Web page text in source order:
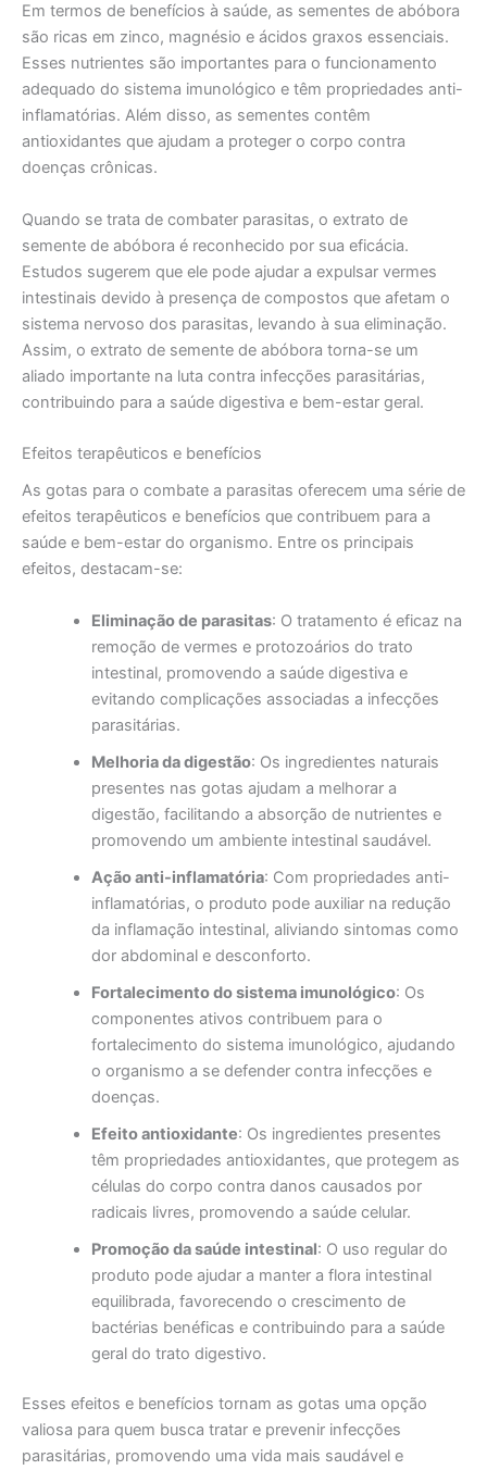
Em termos de benefícios à saúde, as sementes de abóbora
são ricas em zinco, magnésio e ácidos graxos essenciais.
Esses nutrientes são importantes para o funcionamento
adequado do sistema imunológico e têm propriedades anti-
inflamatórias. Além disso, as sementes contêm
antioxidantes que ajudam a proteger o corpo contra
doenças crônicas.
Quando se trata de combater parasitas, o extrato de
semente de abóbora é reconhecido por sua eficácia.
Estudos sugerem que ele pode ajudar a expulsar vermes
intestinais devido à presença de compostos que afetam o
sistema nervoso dos parasitas, levando à sua eliminação.
Assim, o extrato de semente de abóbora torna-se um
aliado importante na luta contra infecções parasitárias,
contribuindo para a saúde digestiva e bem-estar geral.
Efeitos terapêuticos e benefícios
As gotas para o combate a parasitas oferecem uma série de
efeitos terapêuticos e benefícios que contribuem para a
saúde e bem-estar do organismo. Entre os principais
efeitos, destacam-se:
Eliminação de parasitas: O tratamento é eficaz na
remoção de vermes e protozoários do trato
intestinal, promovendo a saúde digestiva e
evitando complicações associadas a infecções
parasitárias.
Melhoria da digestão: Os ingredientes naturais
presentes nas gotas ajudam a melhorar a
digestão, facilitando a absorção de nutrientes e
promovendo um ambiente intestinal saudável.
Ação anti-inflamatória: Com propriedades anti-
inflamatórias, o produto pode auxiliar na redução
da inflamação intestinal, aliviando sintomas como
dor abdominal e desconforto.
Fortalecimento do sistema imunológico: Os
componentes ativos contribuem para o
fortalecimento do sistema imunológico, ajudando
o organismo a se defender contra infecções e
doenças.
Efeito antioxidante: Os ingredientes presentes
têm propriedades antioxidantes, que protegem as
células do corpo contra danos causados por
radicais livres, promovendo a saúde celular.
Promoção da saúde intestinal: O uso regular do
produto pode ajudar a manter a flora intestinal
equilibrada, favorecendo o crescimento de
bactérias benéficas e contribuindo para a saúde
geral do trato digestivo.
Esses efeitos e benefícios tornam as gotas uma opção
valiosa para quem busca tratar e prevenir infecções
parasitárias, promovendo uma vida mais saudável e